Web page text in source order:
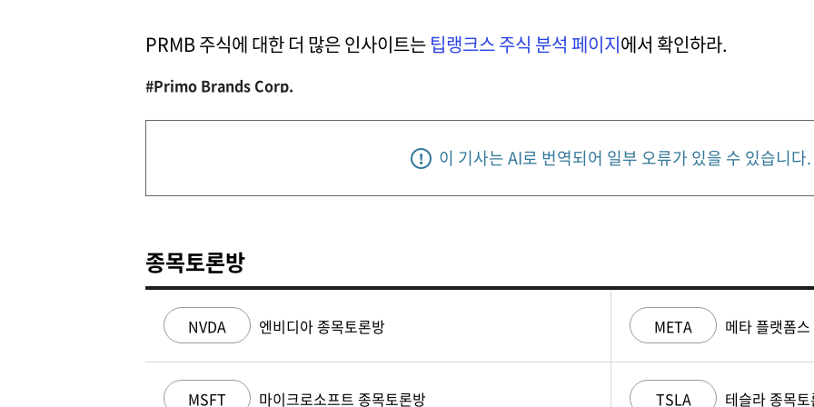
PRMB 주식에 대한 더 많은 인사이트는 팁랭크스 주식 분석 페이지에서 확인하라.
#Primo Brands Corp.
이 기사는 AI로 번역되어 일부 오류가 있을 수 있습니다.
종목토론방
NVDA 엔비디아 종목토론방
MSFT 마이크로소프트 종목토론방
META 메타 플랫폼
TSLA 테슬라 종목